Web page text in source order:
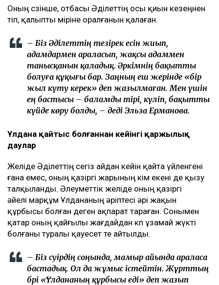
Оның сөзінше, отбасы Әділеттің осы қиын кезеңнен
өтіп, қалыпты өміріне оралғанын қалаған.
– Біз Әділеттің тезірек есін жиып,
адамдармен араласып, жақсы адаммен
танысқанын қаладық. Әркімнің бақытты
болуға құқығы бар. Заңның еш жерінде «бір
жыл күту керек» деп жазылмаған. Мен үшін
ең бастысы – баламды тірі, күліп, бақытты
күйде көру болды, – деді Эльза Ерманова.
Ұлдана қайтыс болғаннан кейінгі қаржылық
даулар
Желіде Әділеттің сегіз айдан кейін қайта үйленгені
ғана емес, оның қазіргі жарының кім екені де қызу
талқыланды. Әлеуметтік желіде оның қазіргі
әйелі марқұм Ұлдананың әріптесі әрі жақын
құрбысы болған деген ақпарат тараған. Сонымен
қатар оның қайғылы жағдайдан көп ұзамай жүкті
болғаны туралы қауесет те айтылды.
– Біз сәуірдің соңында, мамыр айында араласа
бастадық. Ол да жұмыс істейтін. Жұрттың
бәрі «Ұлдананың құрбысы еді» деп жазып